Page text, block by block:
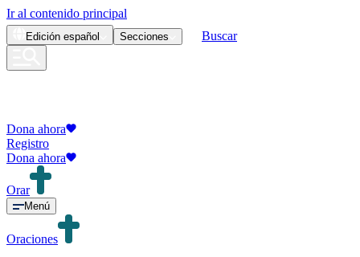
Ir al contenido principal
Edición español Secciones Buscar
Dona ahora
Registro
Dona ahora
Orar
Menú
Oraciones